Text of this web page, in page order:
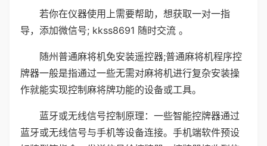
若你在仪器使用上需要帮助，想获取一对一指
导，添加微信号; kkss8691 随时交流 。
随州普通麻将机免安装遥控器;普通麻将机程序控
牌器一般是指通过一些无需对麻将机进行复杂安装操
作就能实现控制麻将牌功能的设备或工具。
蓝牙或无线信号控制原理：一些智能控牌器通过
蓝牙或无线信号与手机等设备连接。手机端软件预设